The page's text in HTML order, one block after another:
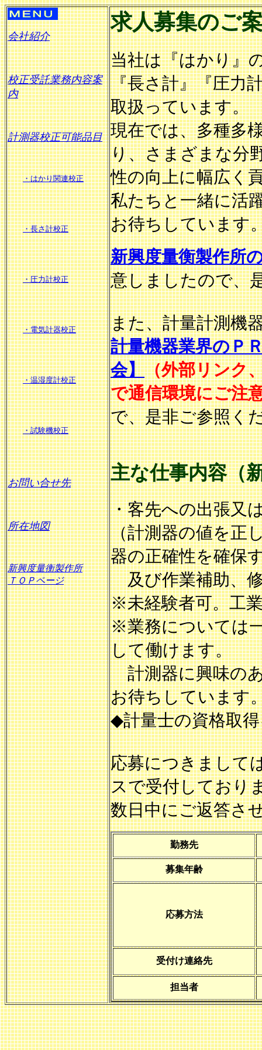
会社紹介
校正受託業務内容案
内
計測器校正可能品目
・はかり関連校正
・長さ計校正
・圧力計校正
・電気計器校正
・温湿度計校正
・試験機校正
お問い合せ先
所在地図
新興度量衡製作所
ＴＯＰページ
求人募集のご
当社は『はかり』
『長さ計』『圧力
取扱っています。
現在では、多種多
り、さまざまな分
性の向上に幅広く
私たちと一緒に活
お待ちしています
新興度量衡製作所
意しましたので、
また、計量計測機
計量機器業界のＰ
会】（外部リンク
で通信環境にご注
で、是非ご参照く
主な仕事内容（
・客先への出張又
（計測器の値を正
器の正確性を確保
及び作業補助、
※未経験者可。工
※業務については
して働けます。
計測器に興味のあ
お待ちしています
◆計量士の資格取
応募につきまして
スで受付しており
数日中にご返答さ
勤務先
募集年齢
応募方法
受付け連絡先
担当者